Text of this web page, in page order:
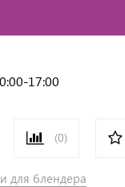
17:00
(0)
для блендера